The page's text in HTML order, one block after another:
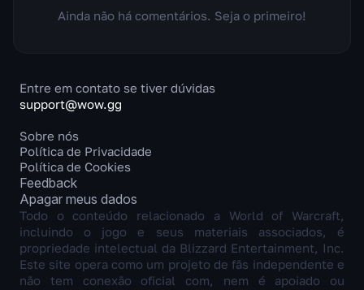
Ainda não há comentários. Seja o primeiro!
Entre em contato se tiver dúvidas
support@wow.gg
Sobre nós
Política de Privacidade
Política de Cookies
Feedback
Apagar meus dados
Todo o conteúdo relacionado a World of Warcraft,
incluindo o jogo e seus materiais associados, é
propriedade intelectual da Blizzard Entertainment, Inc.
Este site opera como um projeto de fãs independente e
não tem conexão oficial com, nem é apoiado ou